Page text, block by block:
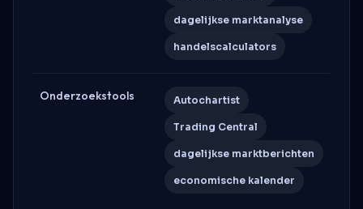
dagelijkse marktanalyse
handelscalculators
Onderzoekstools Autochartist
Trading Central
dagelijkse marktberichten
economische kalender